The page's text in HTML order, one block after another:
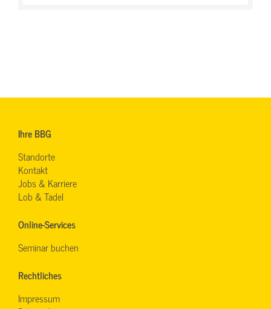
Ihre BBG
Standorte
Kontakt
Jobs & Karriere
Lob & Tadel
Online-Services
Seminar buchen
Rechtliches
Impressum